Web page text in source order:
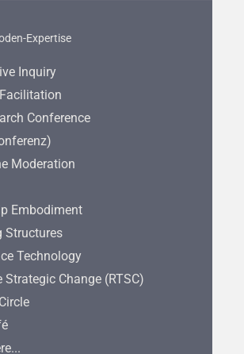
Expertise
Inquiry
Conference
Moderation
Embodiment
Structures
Technology
Strategic Change (RTSC)